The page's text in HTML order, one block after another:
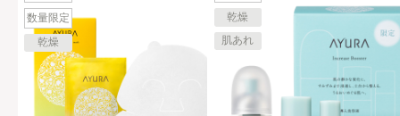
数量限定
乾燥
乾燥
肌あれ